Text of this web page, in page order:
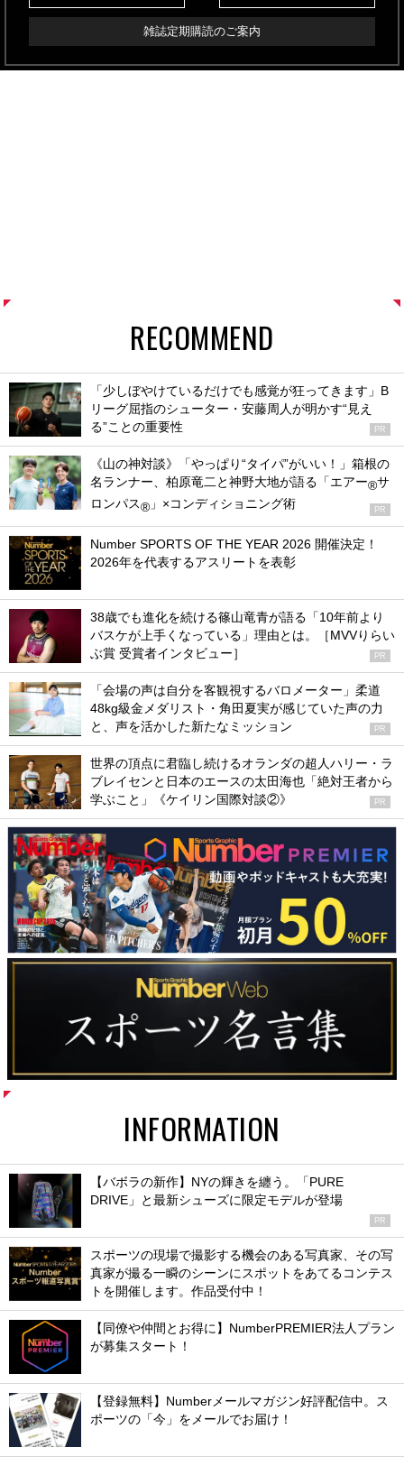
雑誌定期購読のご案内
RECOMMEND
「少しぼやけているだけでも感覚が狂ってきます」B
リーグ屈指のシューター・安藤周人が明かす“見え
る”ことの重要性
PR
《山の神対談》「やっぱり“タイパ”がいい！」箱根の
名ランナー、柏原竜二と神野大地が語る「エアー®サ
ロンパス® 」×コンディショニング術 PR
Number SPORTS OF THE YEAR 2026 開催決定！
2026年を代表するアスリートを表彰
38歳でも進化を続ける篠山竜青が語る「10年前より
バスケが上手くなっている」理由とは。［MVVりらい
ぶ賞 受賞者インタビュー］
PR
「会場の声は自分を客観視するバロメーター」柔道
48kg級金メダリスト・角田夏実が感じていた声の力
と、声を活かした新たなミッション
PR
世界の頂点に君臨し続けるオランダの超人ハリー・ラ
ブレイセンと日本のエースの太田海也「絶対王者から
学ぶこと」《ケイリン国際対談②》
PR
INFORMATION
【バボラの新作】NYの輝きを纏う。「PURE
DRIVE」と最新シューズに限定モデルが登場
PR
スポーツの現場で撮影する機会のある写真家、その写
真家が撮る一瞬のシーンにスポットをあてるコンテス
トを開催します。作品受付中！
【同僚や仲間とお得に】NumberPREMIER法人プラン
が募集スタート！
【登録無料】Numberメールマガジン好評配信中。ス
ポーツの「今」をメールでお届け！